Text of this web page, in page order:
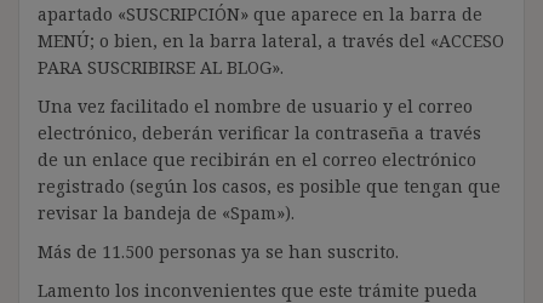
apartado «SUSCRIPCIÓN» que aparece en la barra de
MENÚ; o bien, en la barra lateral, a través del «ACCESO
PARA SUSCRIBIRSE AL BLOG».
Una vez facilitado el nombre de usuario y el correo
electrónico, deberán verificar la contraseña a través
de un enlace que recibirán en el correo electrónico
registrado (según los casos, es posible que tengan que
revisar la bandeja de «Spam»).
Más de 11.500 personas ya se han suscrito.
Lamento los inconvenientes que este trámite pueda